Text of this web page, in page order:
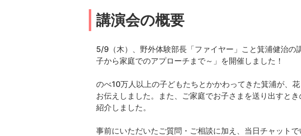
講演会の概要
5/9（木）、野外体験部長「ファイヤー」こと箕浦健治
子から家庭でのアプローチまで～」を開催しました！
のべ10万人以上の子どもたちとかかわってきた箕浦が、
お伝えしました。また、ご家庭でお子さまを送り出すと
紹介しました。
事前にいただいたご質問・ご相談に加え、当日チャット